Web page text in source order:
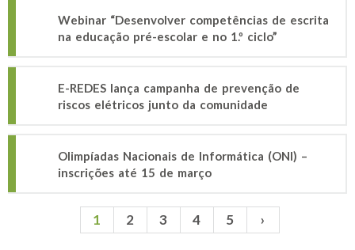
Webinar “Desenvolver competências de escrita
na educação pré-escolar e no 1.º ciclo”
E-REDES lança campanha de prevenção de
riscos elétricos junto da comunidade
Olimpíadas Nacionais de Informática (ONI) –
inscrições até 15 de março
1 2 3 4 5 ›